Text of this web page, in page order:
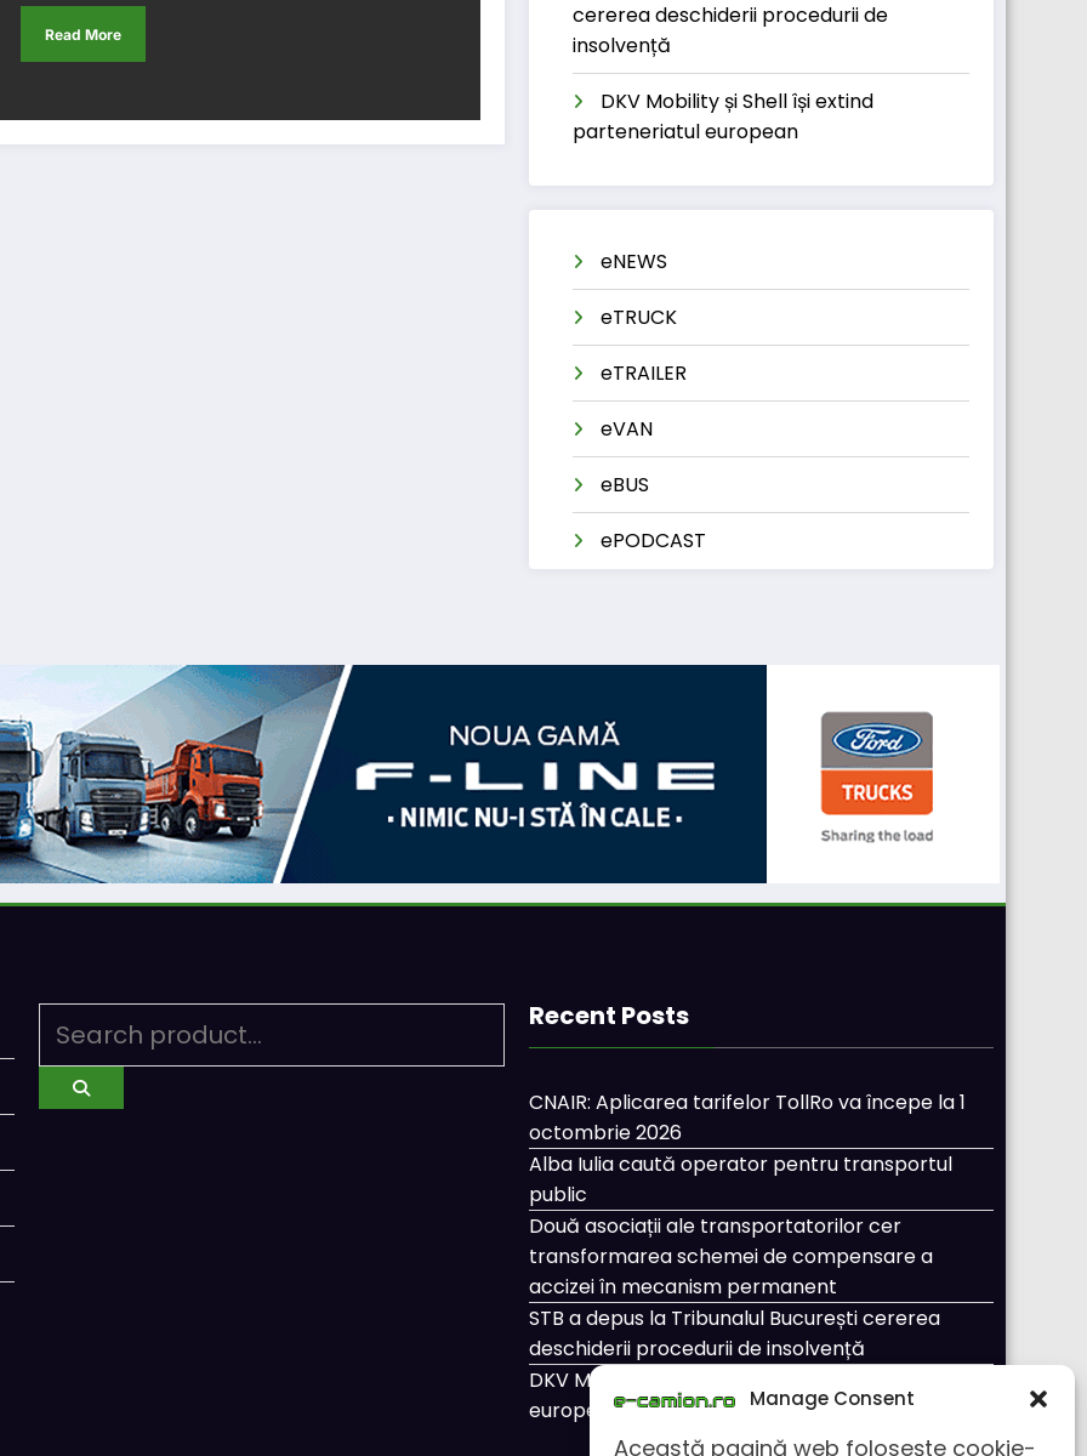
Manage Consent
Această pagină web folosește cookie-
Read More
cererea deschiderii procedurii de
insolvență
DKV Mobility și Shell își extind
parteneriatul european
eNEWS
eTRUCK
eTRAILER
eVAN
eBUS
ePODCAST
Recent Posts
CNAIR: Aplicarea tarifelor TollRo va începe la 1
octombrie 2026
Alba Iulia caută operator pentru transportul
public
Două asociații ale transportatorilor cer
transformarea schemei de compensare a
accizei în mecanism permanent
STB a depus la Tribunalul București cererea
deschiderii procedurii de insolvență
DKV Mobility și Shell își extind parteneriatul
european